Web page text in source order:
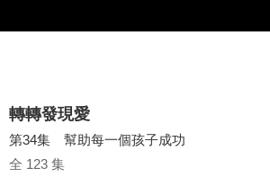
轉轉發現愛
第34集 幫助每一個孩子成功
全 123 集